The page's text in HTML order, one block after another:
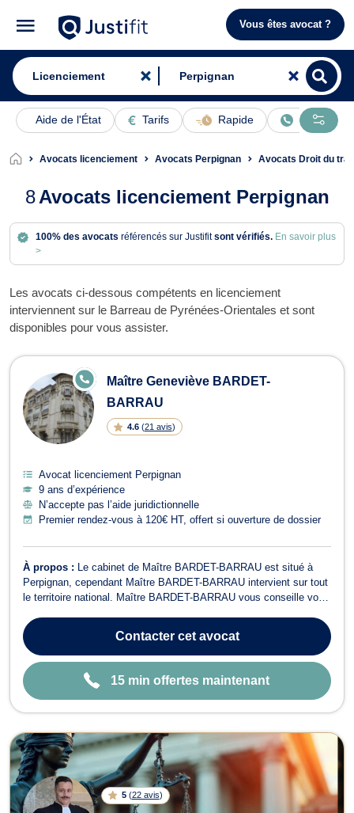
Vous êtes avocat ?
Aide de l'État Tarifs Rapide En ligne
Avocats licenciement Avocats Perpignan Avocats Droit du
8 Avocats licenciement Perpignan
100% des avocats référencés sur Justifitsont vérifiés. En savoir plus
>
Les avocats ci-dessous compétents en licenciement
interviennent sur le Barreau de Pyrénées-Orientales et sont
disponibles pour vous assister.
Avocats en licenciement à
Maître Geneviève BARDET-
BARRAU
4.6 (21 avis)
E
N
LI
G
N
E
Avocat licenciement Perpignan
9 ans d’expérience
N’accepte pas l’aide juridictionnelle
Premier rendez-vous à 120€ HT, offert si ouverture de dossier
À propos :
Le cabinet de Maître BARDET-BARRAU est situé à
Perpignan, cependant Maître BARDET-BARRAU intervient sur tout
le territoire national. Maître BARDET-BARRAU vous conseille vous
PACS, de successions ainsi que dans le cadre des procédures de
divorce par consentemen...
Contactercet avocat
15 min offertes maintenant
5 (22 avis)